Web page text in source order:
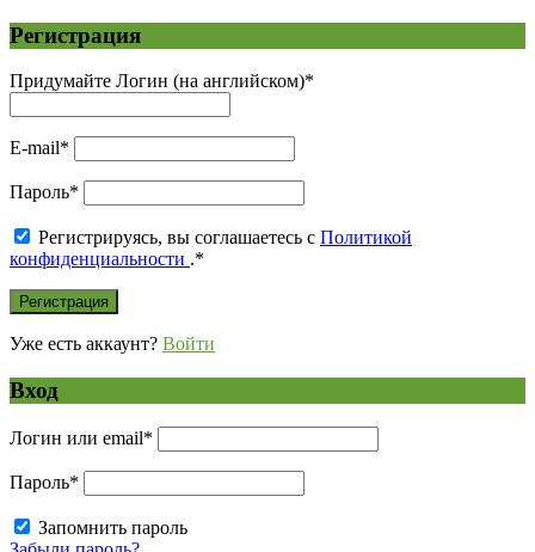
Регистрация
Придумайте Логин (на английском)*
E-mail*
Пароль*
Регистрируясь, вы соглашаетесь с Политикой
конфиденциальности .*
Уже есть аккаунт? Войти
Вход
Логин или email*
Пароль*
Запомнить пароль